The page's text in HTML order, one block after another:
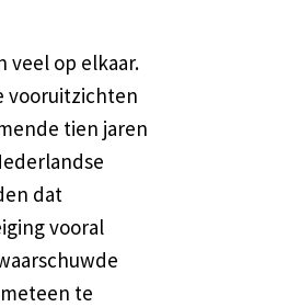
veel op elkaar.
vooruitzichten
tien jaren
dat
vooral
te